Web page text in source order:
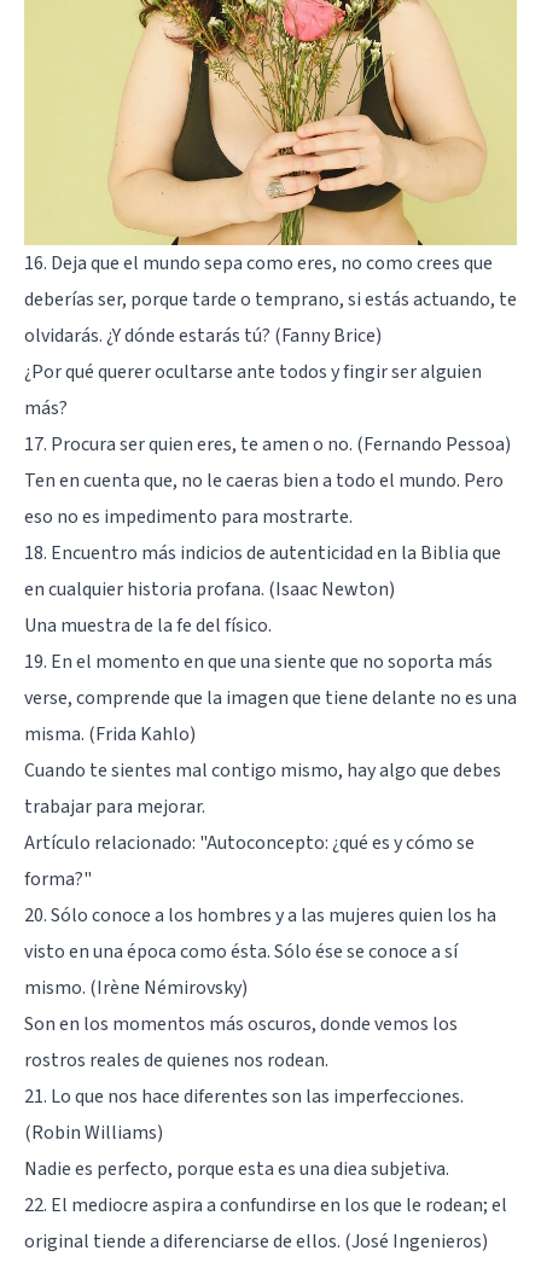
16. Deja que el mundo sepa como eres, no como crees que
deberías ser, porque tarde o temprano, si estás actuando, te
olvidarás. ¿Y dónde estarás tú? (Fanny Brice)
¿Por qué querer ocultarse ante todos y fingir ser alguien
más?
17. Procura ser quien eres, te amen o no. (Fernando Pessoa)
Ten en cuenta que, no le caeras bien a todo el mundo. Pero
eso no es impedimento para mostrarte.
18. Encuentro más indicios de autenticidad en la Biblia que
en cualquier historia profana. (Isaac Newton)
Una muestra de la fe del físico.
19. En el momento en que una siente que no soporta más
verse, comprende que la imagen que tiene delante no es una
misma. (Frida Kahlo)
Cuando te sientes mal contigo mismo, hay algo que debes
trabajar para mejorar.
Artículo relacionado: "Autoconcepto: ¿qué es y cómo se
forma?"
20. Sólo conoce a los hombres y a las mujeres quien los ha
visto en una época como ésta. Sólo ése se conoce a sí
mismo. (Irène Némirovsky)
Son en los momentos más oscuros, donde vemos los
rostros reales de quienes nos rodean.
21. Lo que nos hace diferentes son las imperfecciones.
(Robin Williams)
Nadie es perfecto, porque esta es una diea subjetiva.
22. El mediocre aspira a confundirse en los que le rodean; el
original tiende a diferenciarse de ellos. (José Ingenieros)